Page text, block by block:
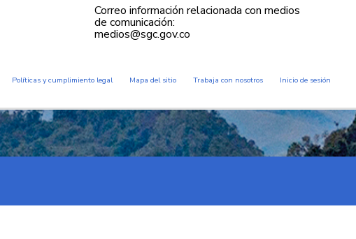
Correo información relacionada con medios
de comunicación:
medios@sgc.gov.co
Políticas y cumplimiento legal Mapa del sitio Trabaja con nosotros Inicio de sesión